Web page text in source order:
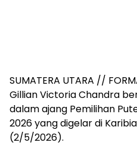
SUMATERA UTARA //
Gillian Victoria Chandra
dalam ajang Pemilihan
2026 yang digelar di
(2/5/2026).